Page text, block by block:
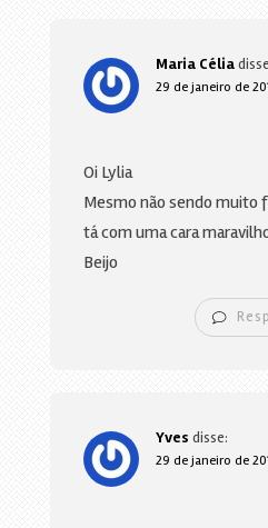
Maria Célia
29 de janeiro de
Oi Lylia
Mesmo não sendo muito
tá com uma cara
Beijo
Yves disse:
29 de janeiro de